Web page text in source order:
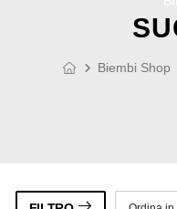
Biembi Shop